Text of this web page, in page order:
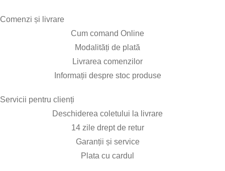
Comenzi și livrare​
Cum comand Online
Modalități de plată
Livrarea comenzilor
Informații despre stoc produse
Servicii pentru clienți​
Deschiderea coletului la livrare
14 zile drept de retur
Garanții și service
Plata cu cardul